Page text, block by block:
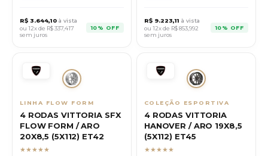
R$ 3.644,10 à vista
ou 12x de R$337,417
sem juros
10% OFF
R$ 9.223,11 à vista
ou 12x de R$853,992
sem juros
10% OFF
LINHA FLOW FORM
4 RODAS VITTORIA SFX
FLOW FORM / ARO
20X8,5 (5X112) ET42
★★★★★
COLEÇÃO ESPORTIVA
4 RODAS VITTORIA
HANOVER / ARO 19X8,5
(5X112) ET45
★★★★★